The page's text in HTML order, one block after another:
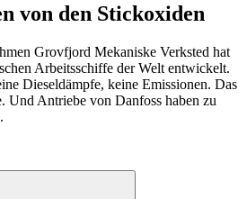
von den Stickoxiden
Grovfjord Mekaniske Verksted hat
Arbeitsschiffe der Welt entwickelt.
Dieseldämpfe, keine Emissionen. Das
Und Antriebe von Danfoss haben zu